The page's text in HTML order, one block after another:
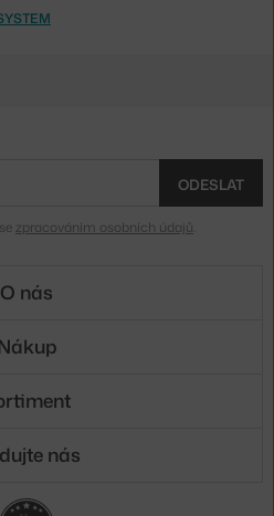
ODESLAT
zpracováním osobních údajů
O nás
nás